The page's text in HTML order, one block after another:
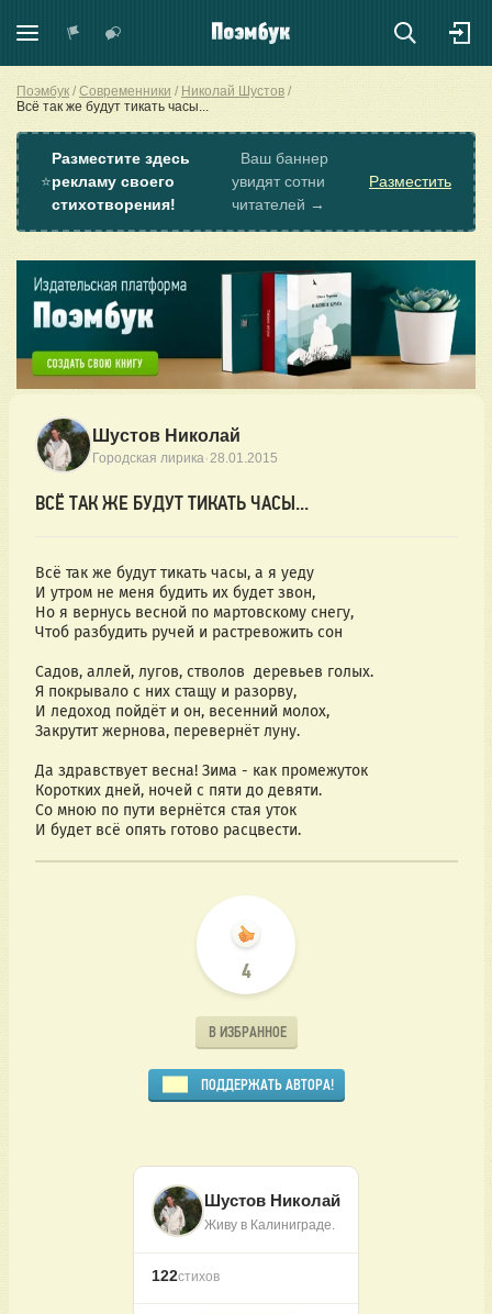
Поэмбук Современники
Николай Шустов
Всё так же будут тикать часы...
⭐
Разместите здесь
рекламу своего
стихотворения!
Ваш баннер
увидят сотни
читателей →
Разместить
Шустов Николай
Городская лирика·28.01.2015
ВСЁ ТАК ЖЕ БУДУТ ТИКАТЬ ЧАСЫ...
Всё так же будут тикать часы, а я уеду
И утром не меня будить их будет звон,
Но я вернусь весной по мартовскому снегу,
Чтоб разбудить ручей и растревожить сон
Садов, аллей, лугов, стволов деревьев голых.
Я покрывало с них стащу и разорву,
И ледоход пойдёт и он, весенний молох,
Закрутит жернова, перевернёт луну.
Да здравствует весна! Зима - как промежуток
Коротких дней, ночей с пяти до девяти.
Со мною по пути вернётся стая уток
И будет всё опять готово расцвести.
4
В ИЗБРАННОЕ
ПОДДЕРЖАТЬ АВТОРА!
Шустов Николай
Живу в Калиниграде.
122стихов